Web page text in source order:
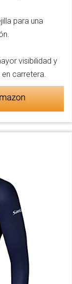
para una
visibilidad y
carretera.